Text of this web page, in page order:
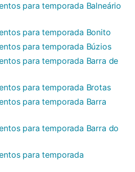
para temporada Balneário
para temporada Bonito
para temporada Búzios
para temporada Barra de
para temporada Brotas
para temporada Barra
para temporada Barra do
para temporada